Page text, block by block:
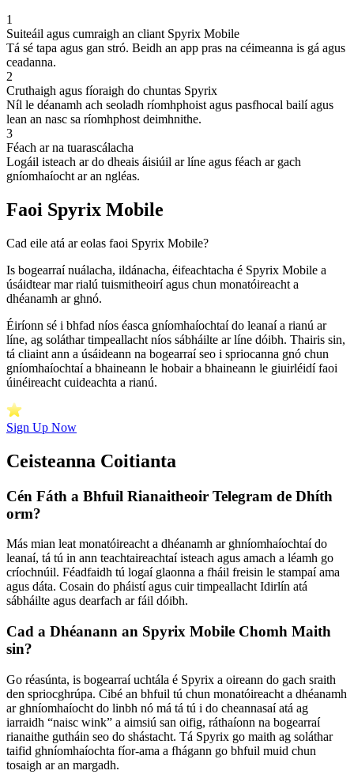
1
Suiteáil agus cumraigh an cliant Spyrix Mobile
Tá sé tapa agus gan stró. Beidh an app pras na céimeanna is gá agus
ceadanna.
2
Cruthaigh agus fíoraigh do chuntas Spyrix
Níl le déanamh ach seoladh ríomhphoist agus pasfhocal bailí agus
lean an nasc sa ríomhphost deimhnithe.
3
Féach ar na tuarascálacha
Logáil isteach ar do dheais áisiúil ar líne agus féach ar gach
gníomhaíocht ar an ngléas.
Faoi Spyrix Mobile
Cad eile atá ar eolas faoi Spyrix Mobile?
Is bogearraí nuálacha, ildánacha, éifeachtacha é Spyrix Mobile a
úsáidtear mar rialú tuismitheoirí agus chun monatóireacht a
dhéanamh ar ghnó.
Éiríonn sé i bhfad níos éasca gníomhaíochtaí do leanaí a rianú ar
líne, ag soláthar timpeallacht níos sábháilte ar líne dóibh. Thairis sin,
tá cliaint ann a úsáideann na bogearraí seo i spriocanna gnó chun
gníomhaíochtaí a bhaineann le hobair a bhaineann le giuirléidí faoi
úinéireacht cuideachta a rianú.
Sign Up Now
Ceisteanna Coitianta
Cén Fáth a Bhfuil Rianaitheoir Telegram de Dhíth
orm?
Más mian leat monatóireacht a dhéanamh ar ghníomhaíochtaí do
leanaí, tá tú in ann teachtaireachtaí isteach agus amach a léamh go
críochnúil. Féadfaidh tú logaí glaonna a fháil freisin le stampaí ama
agus dáta. Cosain do pháistí agus cuir timpeallacht Idirlín atá
sábháilte agus dearfach ar fáil dóibh.
Cad a Dhéanann an Spyrix Mobile Chomh Maith
sin?
Go réasúnta, is bogearraí uchtála é Spyrix a oireann do gach sraith
den spriocghrúpa. Cibé an bhfuil tú chun monatóireacht a dhéanamh
ar ghníomhaíocht do linbh nó má tá tú i do cheannasaí atá ag
iarraidh “naisc wink” a aimsiú san oifig, ráthaíonn na bogearraí
rianaithe gutháin seo do shástacht. Tá Spyrix go maith ag soláthar
taifid ghníomhaíochta fíor-ama a fhágann go bhfuil muid chun
tosaigh ar an margadh.